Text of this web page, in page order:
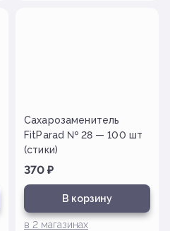
Сахарозаменитель
FitParad № 28 — 100 шт
(стики)
370 ₽
В корзину
в 2 магазинах